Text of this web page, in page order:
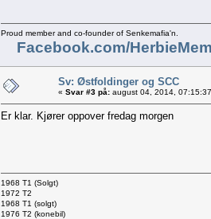
Proud member and co-founder of Senkemafia'n.
Facebook.com/
Sv: Østfoldinger og SCC
« Svar #3 på: august 04, 2014,
Er klar. Kjører oppover fredag morgen
1968 T1 (Solgt)
1972 T2
1968 T1 (solgt)
1976 T2 (konebil)